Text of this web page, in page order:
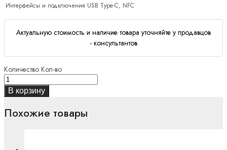
Интерфейсы и подключения USB Type-C, NFC
Актуальную стоимость и наличие товара уточняйте у продавцов
- консультантов
Количество Кол-во
В корзину
Похожие товары